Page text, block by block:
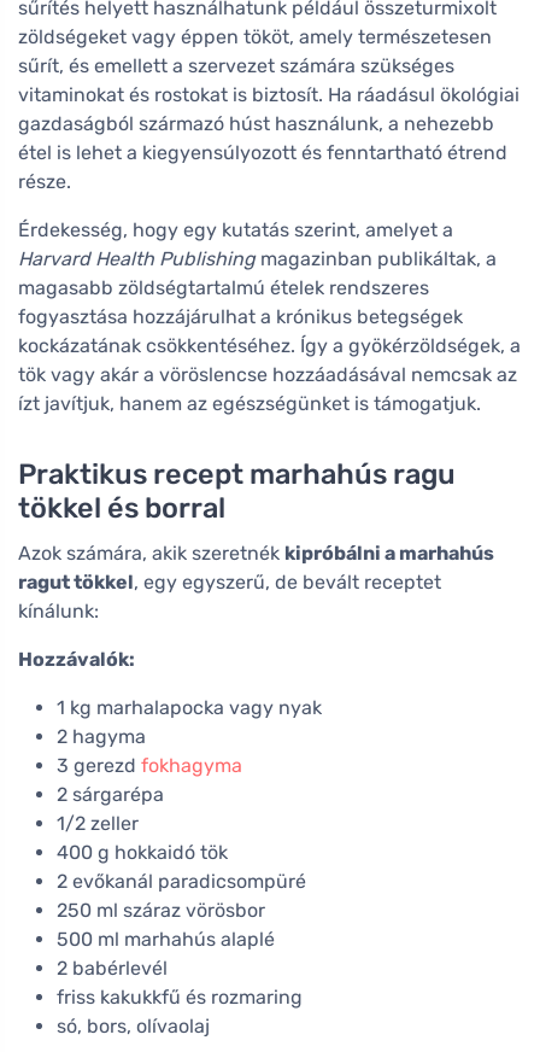
sűrítés helyett használhatunk például összeturmixolt
zöldségeket vagy éppen tököt, amely természetesen
sűrít, és emellett a szervezet számára szükséges
vitaminokat és rostokat is biztosít. Ha ráadásul ökológiai
gazdaságból származó húst használunk, a nehezebb
étel is lehet a kiegyensúlyozott és fenntartható étrend
része.
Érdekesség, hogy egy kutatás szerint, amelyet a
Harvard Health Publishingmagazinban publikáltak, a
magasabb zöldségtartalmú ételek rendszeres
fogyasztása hozzájárulhat a krónikus betegségek
kockázatának csökkentéséhez. Így a gyökérzöldségek, a
tök vagy akár a vöröslencse hozzáadásával nemcsak az
ízt javítjuk, hanem az egészségünket is támogatjuk.
Praktikus recept marhahús ragu
tökkel és borral
Azok számára, akik szeretnék kipróbálni a marhahús
ragut tökkel, egy egyszerű, de bevált receptet
kínálunk:
Hozzávalók:
1 kg marhalapocka vagy nyak
2 hagyma
3 gerezd fokhagyma
2 sárgarépa
1/2 zeller
400 g hokkaidó tök
2 evőkanál paradicsompüré
250 ml száraz vörösbor
500 ml marhahús alaplé
2 babérlevél
friss kakukkfű és rozmaring
só, bors, olívaolaj